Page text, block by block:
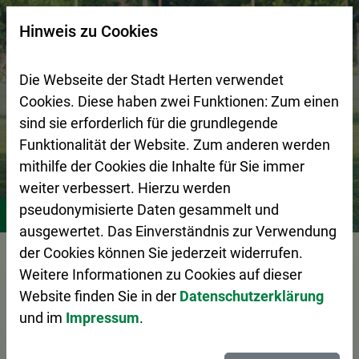
Zur Startseite (Schnelltaste 0)
Zum Seitenanfang springen (Schnelltaste A)
Zur Navigation/Menü springen (Schnelltaste M)
Zur Suche springen (Schnelltaste 8)
Zum Inhalt springen (Schnelltaste I)
Zum Fußbereich springen (Schnelltaste Z)
Stadtleben Vereine
Vorlesen
Suchseite mit Schnellsuche
Hinweis zu Cookies
Die Webseite der Stadt Herten verwendet
Cookies. Diese haben zwei Funktionen: Zum einen
sind sie erforderlich für die grundlegende
Funktionalität der Website. Zum anderen werden
mithilfe der Cookies die Inhalte für Sie immer
weiter verbessert. Hierzu werden
pseudonymisierte Daten gesammelt und
ausgewertet. Das Einverständnis zur Verwendung
der Cookies können Sie jederzeit widerrufen.
Weitere Informationen zu Cookies auf dieser
Website finden Sie in der Datenschutzerklärung
und im Impressum.